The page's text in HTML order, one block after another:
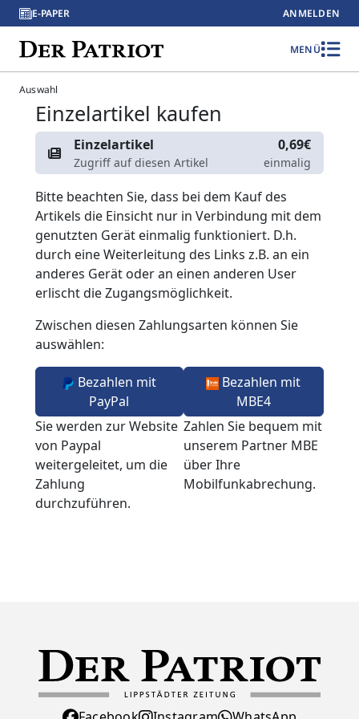
E-PAPER ANMELDEN
MENÜ
Auswahl
Einzelartikel kaufen
Einzelartikel
Zugriff auf diesen Artikel
0,69€
einmalig
Bitte beachten Sie, dass bei dem Kauf des
Artikels die Einsicht nur in Verbindung mit dem
genutzten Gerät einmalig funktioniert. D.h.
durch eine Weiterleitung des Links z.B. an ein
anderes Gerät oder an einen anderen User
erlischt die Zugangsmöglichkeit.
Zwischen diesen Zahlungsarten können Sie
auswählen:
Bezahlen mit
PayPal
Sie werden zur Website
von Paypal
weitergeleitet, um die
Zahlung
durchzuführen.
Bezahlen mit
MBE4
Zahlen Sie bequem mit
unserem Partner MBE
über Ihre
Mobilfunkabrechung.